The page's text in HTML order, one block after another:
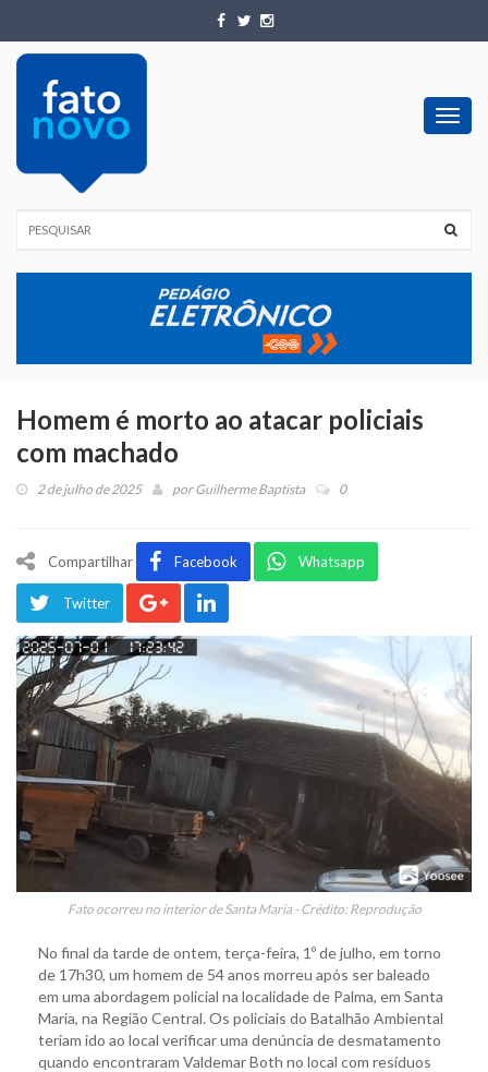
Homem é morto ao atacar policiais
com machado
2 de julho de 2025 porGuilherme Baptista 0
Compartilhar Facebook Whatsapp
Twitter
Fato ocorreu no interior de Santa Maria - Crédito: Reprodução
No final da tarde de ontem, terça-feira, 1º de julho, em torno
de 17h30, um homem de 54 anos morreu após ser baleado
em uma abordagem policial na localidade de Palma, em Santa
Maria, na Região Central. Os policiais do Batalhão Ambiental
teriam ido ao local verificar uma denúncia de desmatamento
quando encontraram Valdemar Both no local com resíduos